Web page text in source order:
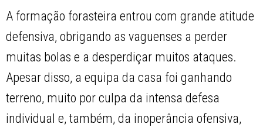
A formação forasteira entrou com grande atitude
defensiva, obrigando as vaguenses a perder
muitas bolas e a desperdiçar muitos ataques.
Apesar disso, a equipa da casa foi ganhando
terreno, muito por culpa da intensa defesa
individual e, também, da inoperância ofensiva,